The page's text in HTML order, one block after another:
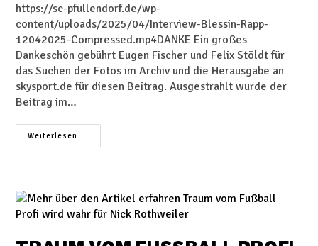
https://sc-pfullendorf.de/wp-
content/uploads/2025/04/Interview-Blessin-Rapp-
12042025-Compressed.mp4DANKE Ein großes
Dankeschön gebührt Eugen Fischer und Felix Stöldt für
das Suchen der Fotos im Archiv und die Herausgabe an
skysport.de für diesen Beitrag. Ausgestrahlt wurde der
Beitrag im…
Weiterlesen